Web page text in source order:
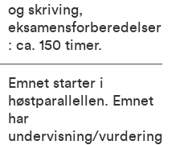
og skriving,
eksamensforberedelser
: ca. 150 timer.
Emnet starter i
høstparallellen. Emnet
har
undervisning/vurdering